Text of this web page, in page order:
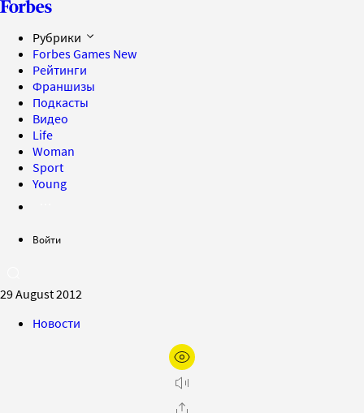
Рубрики
Forbes Games New
Рейтинги
Франшизы
Подкасты
Видео
Life
Woman
Sport
Young
Войти
29 August 2012
Новости